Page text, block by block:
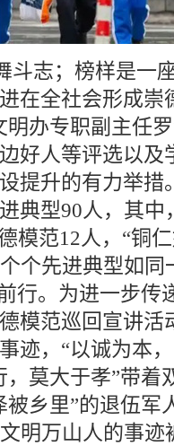
斗志；榜样是一
在全社会形成崇
明办专职副主任
好人等评选以及
提升的有力举措
典型90人，其中
模范12人，“铜
个先进典型如
行。为进一步传
模范巡回宣讲活
迹，“以诚为本
，莫大于孝”带着
乡里”的退伍军
明万山人的事